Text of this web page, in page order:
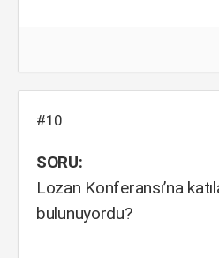
#10
SORU:
Lozan Konferansı’na
bulunuyordu?